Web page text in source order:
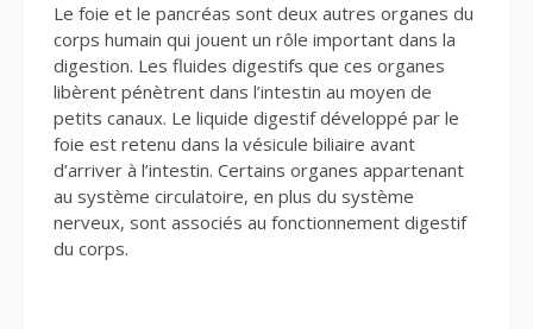
Le foie et le pancréas sont deux autres organes du
corps humain qui jouent un rôle important dans la
digestion. Les fluides digestifs que ces organes
libèrent pénètrent dans l’intestin au moyen de
petits canaux. Le liquide digestif développé par le
foie est retenu dans la vésicule biliaire avant
d’arriver à l’intestin. Certains organes appartenant
au système circulatoire, en plus du système
nerveux, sont associés au fonctionnement digestif
du corps.